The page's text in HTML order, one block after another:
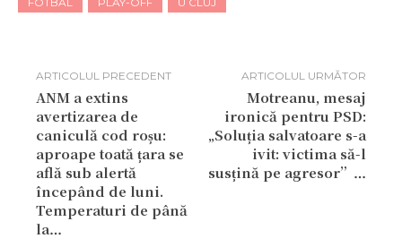
ARTICOLUL PRECEDENT
ANM a extins
avertizarea de
caniculă cod roșu:
aproape toată țara se
află sub alertă
începând de luni.
Temperaturi de până
la…
ARTICOLUL URMĂTOR
Motreanu, mesaj
ironică pentru PSD:
„Soluția salvatoare s-a
ivit: victima să-l
susțină pe agresor”…